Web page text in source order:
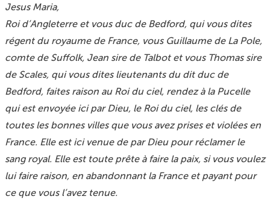
Jesus Maria,
Roi d’Angleterre et vous duc de Bedford, qui vous dites
régent du royaume de France, vous Guillaume de La Pole,
comte de Suffolk, Jean sire de Talbot et vous Thomas sire
de Scales, qui vous dites lieutenants du dit duc de
Bedford, faites raison au Roi du ciel, rendez à la Pucelle
qui est envoyée ici par Dieu, le Roi du ciel, les clés de
toutes les bonnes villes que vous avez prises et violées en
France. Elle est ici venue de par Dieu pour réclamer le
sang royal. Elle est toute prête à faire la paix, si vous voulez
lui faire raison, en abandonnant la France et payant pour
ce que vous l’avez tenue.